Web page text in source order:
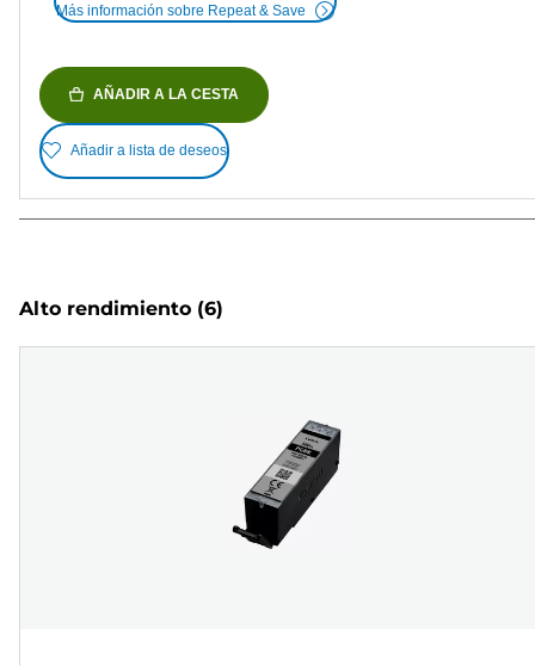
Más información sobre Repeat & Save
AÑADIR A LA CESTA
Añadir a lista de deseos
Alto rendimiento (6)